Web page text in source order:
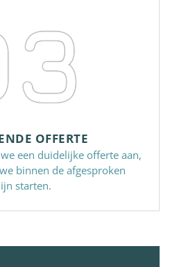
OFFERTE
een duidelijke offerte aan,
binnen de afgesproken
starten.